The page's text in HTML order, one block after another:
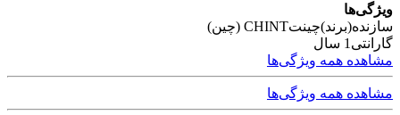
ویژگی‌ها
سازنده(برند)چینتCHINT (چین)
گارانتی 1 سال
مشاهده همه ویژگی‌ها
مشاهده همه ویژگی‌ها